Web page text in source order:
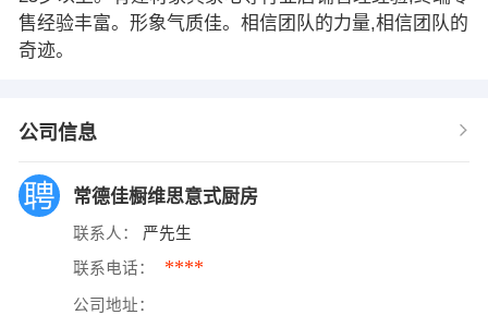
售经验丰富。形象气质佳。相信团队的力量,相信团队的
奇迹。
公司信息
常德佳橱维思意式厨房
联系人： 严先生
联系电话： ****
公司地址：